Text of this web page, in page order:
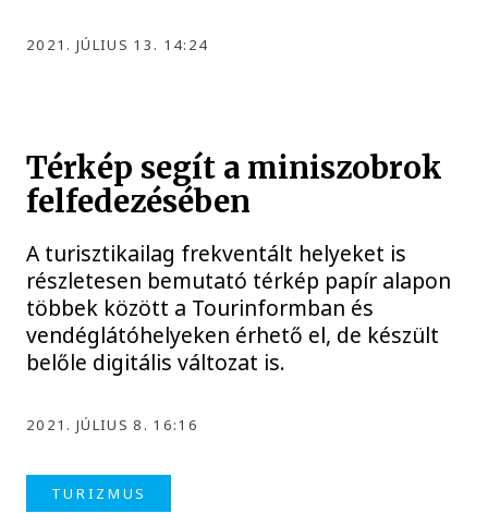
2021. JÚLIUS 13. 14:24
Térkép segít a miniszobrok
felfedezésében
A turisztikailag frekventált helyeket is
részletesen bemutató térkép papír alapon
többek között a Tourinformban és
vendéglátóhelyeken érhető el, de készült
belőle digitális változat is.
2021. JÚLIUS 8. 16:16
TURIZMUS